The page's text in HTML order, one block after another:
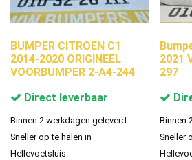
BUMPER CITROEN C1
2014-2020 ORIGINEEL
VOORBUMPER 2-A4-244
Direct leverbaar
Binnen 2 werkdagen geleverd.
Sneller op te halen in
Hellevoetsluis.
2021
297
Binnen
Sneller